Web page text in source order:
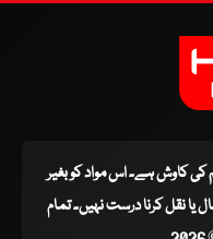
کی کاوش ہے۔ اس مواد کو بغیر
نقل کرنا درست نہیں۔ تمام